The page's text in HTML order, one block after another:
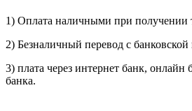
1) Оплата наличными при получении
2) Безналичный перевод с
3) плата через интернет банк, онлайн
банка.